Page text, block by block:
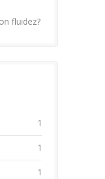
fluidez?
1
1
1